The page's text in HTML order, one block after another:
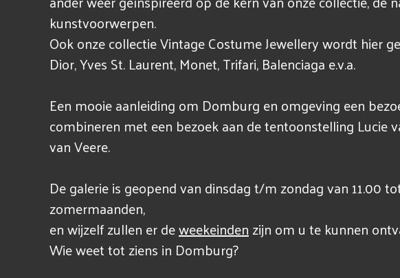
kunstvoorwerpen.
Ook onze collectie Vintage Costume Jewellery wordt hier
Dior, Yves St. Laurent, Monet, Trifari, Balenciaga e.v.a.
Een mooie aanleiding om Domburg en omgeving een
combineren met een bezoek aan de tentoonstelling Lucie
van Veere.
De galerie is geopend van dinsdag t/m zondag van 11.00
zomermaanden,
en wijzelf zullen er deweekeindenzijn om u te kunnen
Wie weet tot ziens in Domburg?